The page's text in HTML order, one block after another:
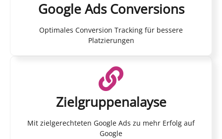
Google Ads Conversions
Optimales Conversion Tracking für bessere
Platzierungen
Zielgruppenalayse
Mit zielgerechteten Google Ads zu mehr Erfolg auf
Google